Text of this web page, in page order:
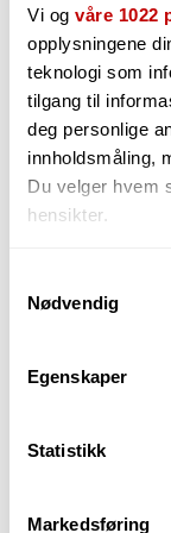
Vi og våre 1022
opplysningene
teknologi som
tilgang til
deg personlige
innholdsmåling,
Du velger hvem
hensikter.
Innhente
Undermer info
brukes. Du kan
Nødvendig
Egenskaper
Statistikk
Markedsføring
Utsolgt